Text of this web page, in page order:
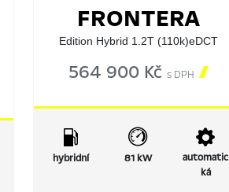
FRONTERA
Edition Hybrid 1.2T (110k)eDCT
564 900 Kč s DPH 
hybridní 81 kW
automatic
ká